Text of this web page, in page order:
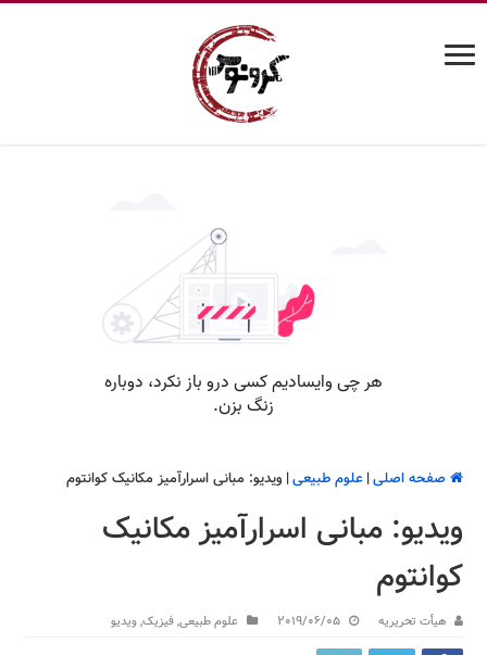
صفحه اصلی| علوم طبیعی| ویدیو: مبانی اسرارآمیز مکانیک کوانتوم
ویدیو: مبانی اسرارآمیز مکانیک
کوانتوم
هیأت تحریریه 2019/06/05 علوم طبیعی,فیزیک,ویدیو